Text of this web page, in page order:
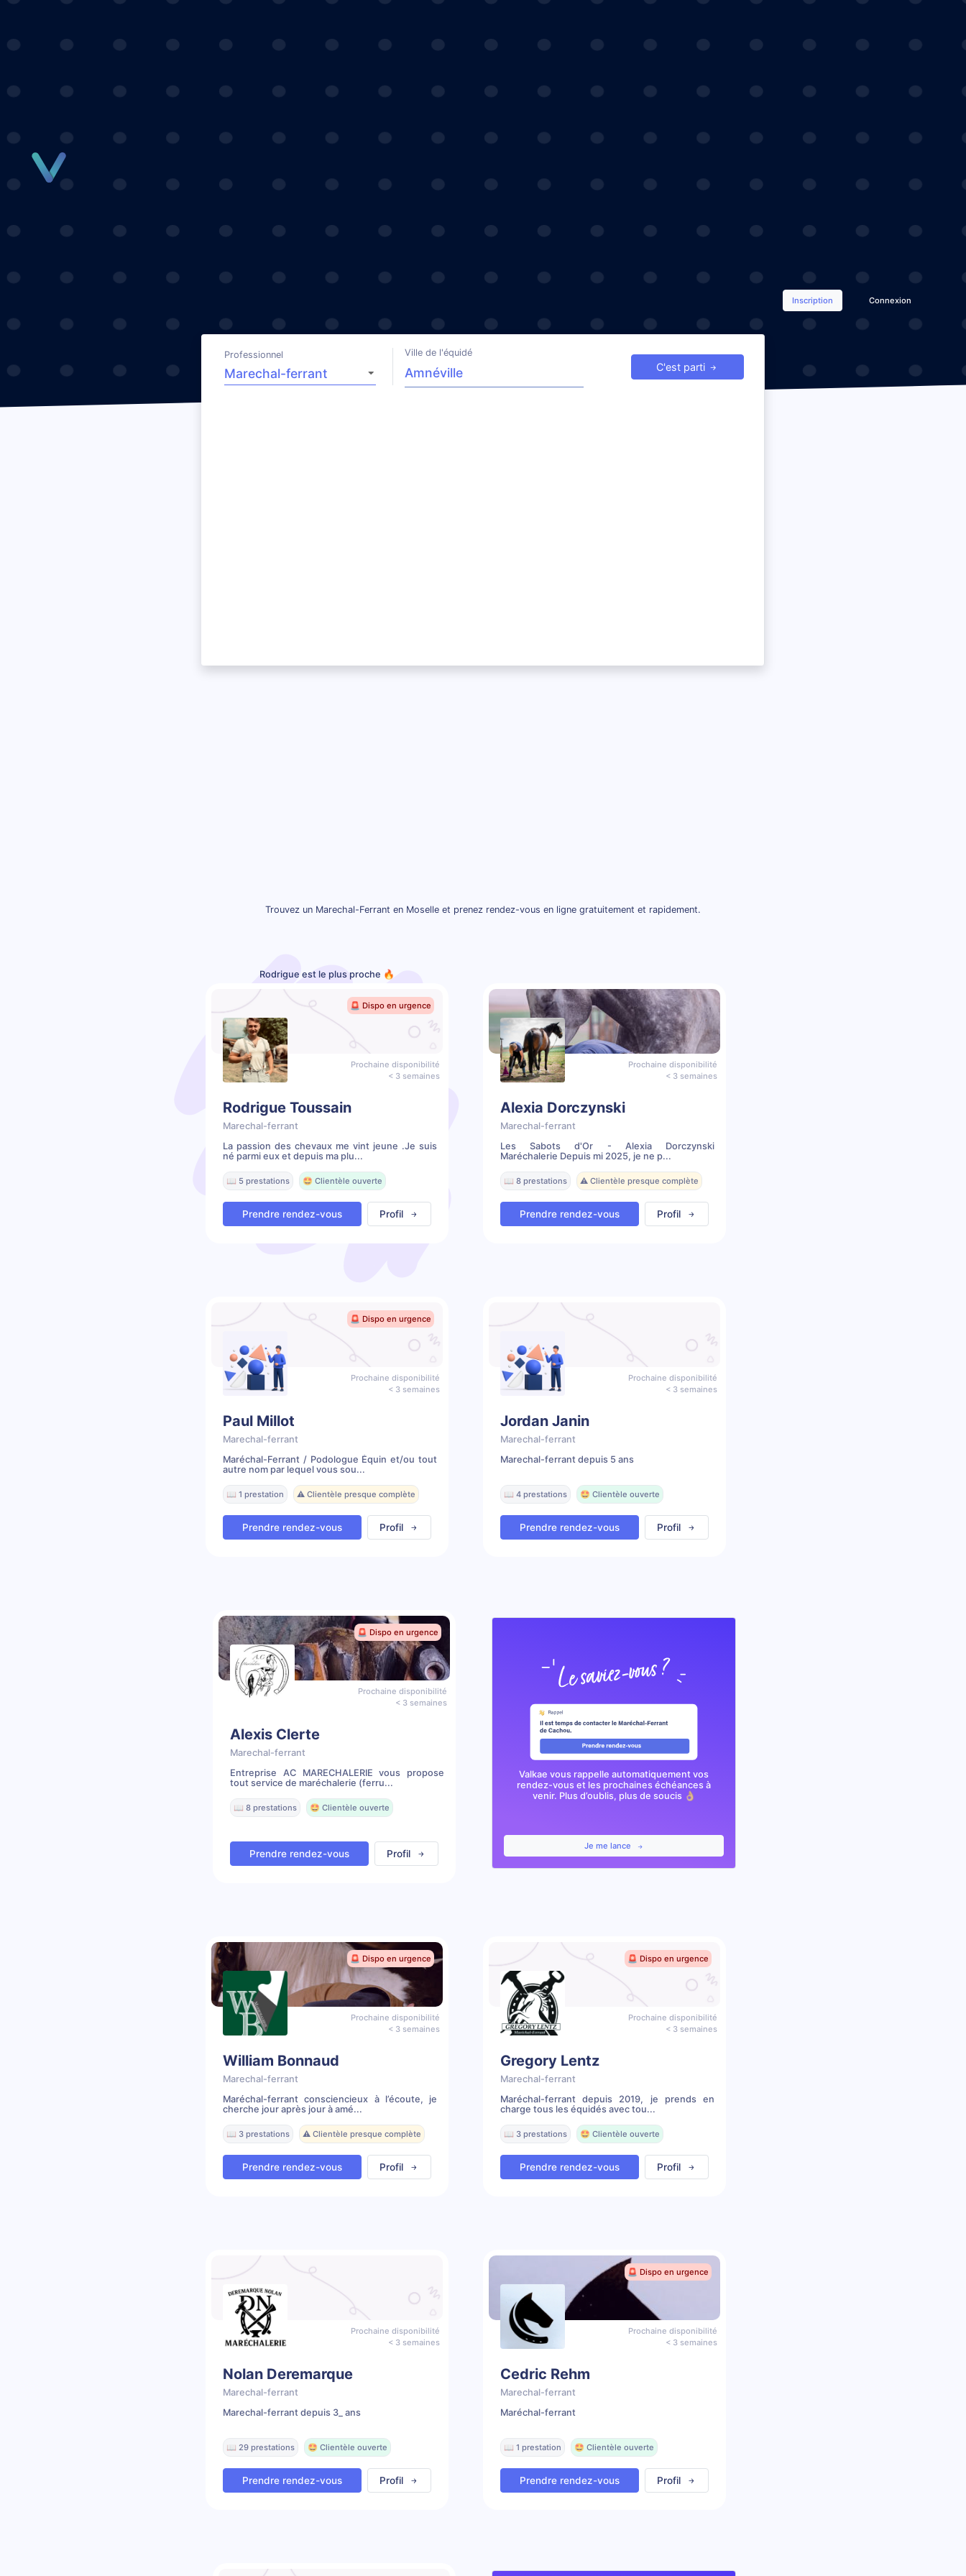
Inscription Connexion
Professionnel Ville de l'équidé
C'est parti
Trouvez un Marechal-Ferrant en Moselle et prenez rendez-vous en ligne gratuitement et rapidement.
Rodrigue est le plus proche 🔥
🚨 Dispo en urgence
Prochaine disponibilité
< 3 semaines
Rodrigue Toussain
Marechal-ferrant
La passion des chevaux me vint jeune .Je suis
né parmi eux et depuis ma plu...
📖 5 prestations 🤩 Clientèle ouverte
Prendre rendez-vous Profil
Prochaine disponibilité
< 3 semaines
Alexia Dorczynski
Marechal-ferrant
Les Sabots d'Or - Alexia Dorczynski
Maréchalerie Depuis mi 2025, je ne p...
📖 8 prestations ⚠️ Clientèle presque complète
Prendre rendez-vous Profil
🚨 Dispo en urgence
Prochaine disponibilité
< 3 semaines
Paul Millot
Marechal-ferrant
Maréchal-Ferrant / Podologue Équin et/ou tout
autre nom par lequel vous sou...
📖 1 prestation ⚠️ Clientèle presque complète
Prendre rendez-vous Profil
Prochaine disponibilité
< 3 semaines
Jordan Janin
Marechal-ferrant
Marechal-ferrant depuis 5 ans
📖 4 prestations 🤩 Clientèle ouverte
Prendre rendez-vous Profil
🚨 Dispo en urgence
Prochaine disponibilité
< 3 semaines
Alexis Clerte
Marechal-ferrant
Entreprise AC MARECHALERIE vous propose
tout service de maréchalerie (ferru...
📖 8 prestations 🤩 Clientèle ouverte
Prendre rendez-vous Profil
Valkae vous rappelle automatiquement vos
rendez-vous et les prochaines échéances à
venir. Plus d’oublis, plus de soucis 👌🏼
Je me lance
🚨 Dispo en urgence
Prochaine disponibilité
< 3 semaines
William Bonnaud
Marechal-ferrant
Maréchal-ferrant consciencieux à l’écoute, je
cherche jour après jour à amé...
📖 3 prestations ⚠️ Clientèle presque complète
Prendre rendez-vous Profil
🚨 Dispo en urgence
Prochaine disponibilité
< 3 semaines
Gregory Lentz
Marechal-ferrant
Maréchal-ferrant depuis 2019, je prends en
charge tous les équidés avec tou...
📖 3 prestations 🤩 Clientèle ouverte
Prendre rendez-vous Profil
Prochaine disponibilité
< 3 semaines
Nolan Deremarque
Marechal-ferrant
Marechal-ferrant depuis 3_ ans
📖 29 prestations 🤩 Clientèle ouverte
Prendre rendez-vous Profil
🚨 Dispo en urgence
Prochaine disponibilité
< 3 semaines
Cedric Rehm
Marechal-ferrant
Maréchal-ferrant
📖 1 prestation 🤩 Clientèle ouverte
Prendre rendez-vous Profil